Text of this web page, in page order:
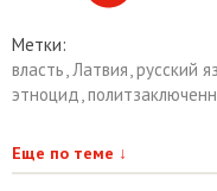
Метки:
власть,Латвия,русский
этноцид,
Еще по теме ↓